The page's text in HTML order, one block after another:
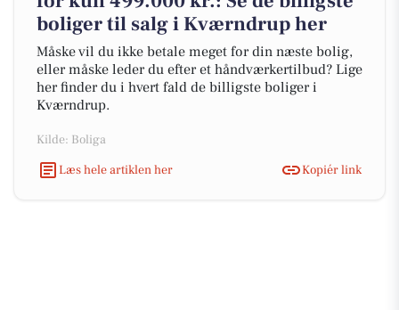
boliger til salg i Kværndrup her
Måske vil du ikke betale meget for din næste bolig,
eller måske leder du efter et håndværkertilbud? Lige
her finder du i hvert fald de billigste boliger i
Kværndrup.
Kilde: Boliga
Læs hele artiklen her
Kopiér link